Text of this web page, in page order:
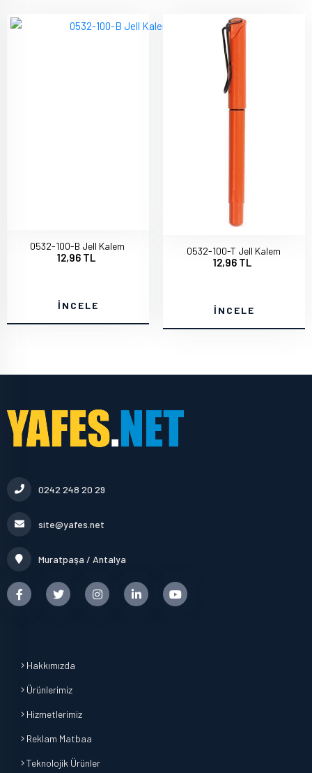
0532-100-B Jell Kalem
12,96 TL
İNCELE
0532-100-T Jell Kalem
12,96 TL
İNCELE
0242 248 20 29
site@yafes.net
Muratpaşa / Antalya
Hakkımızda
Ürünlerimiz
Hizmetlerimiz
Reklam Matbaa
Teknolojik Ürünler